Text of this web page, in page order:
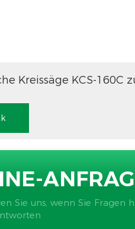
Sie uns, wenn Sie Fragen